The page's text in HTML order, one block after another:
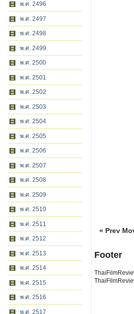
พ.ศ. 2496
พ.ศ. 2497
พ.ศ. 2498
พ.ศ. 2499
พ.ศ. 2500
พ.ศ. 2501
พ.ศ. 2502
พ.ศ. 2503
พ.ศ. 2504
พ.ศ. 2505
พ.ศ. 2506
พ.ศ. 2507
พ.ศ. 2508
พ.ศ. 2509
พ.ศ. 2510
พ.ศ. 2511
พ.ศ. 2512
พ.ศ. 2513
พ.ศ. 2514
พ.ศ. 2515
พ.ศ. 2516
พ.ศ. 2517
« Prev
Footer